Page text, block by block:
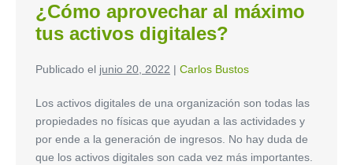
¿Cómo aprovechar al máximo
tus activos digitales?
Publicado el junio 20, 2022 | Carlos Bustos
Los activos digitales de una organización son todas las
propiedades no físicas que ayudan a las actividades y
por ende a la generación de ingresos. No hay duda de
que los activos digitales son cada vez más importantes.